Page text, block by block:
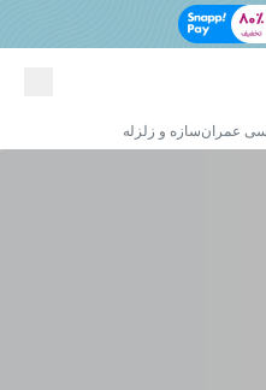
عمرانسازه و زلزله